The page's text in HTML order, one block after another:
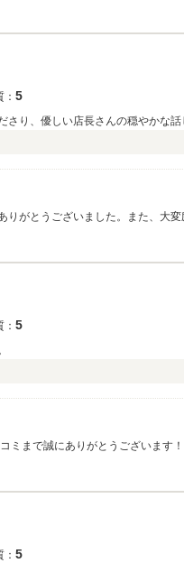
5
り、優しい店長さんの穏やかな話
がとうございました。また、大
5
ミまで誠にありがとうございます
5